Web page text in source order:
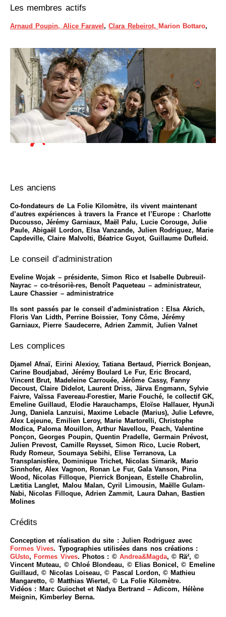
Les membres actifs
Arnaud Poupin, Alice Faravel ,Clara Rebeirot, Marion Bottaro,
Les anciens
Co-fondateurs de La Folie Kilomètre, ils vivent maintenant
d’autres expériences à travers la France et l’Europe : Charlotte
Ducousso, Jérémy Garniaux, Maël Palu, Lucie Corouge, Julie
Paule, Abigaël Lordon, Elsa Vanzande, Julien Rodriguez, Marie
Capdeville, Claire Malvolti, Béatrice Guyot, Guillaume Dufleid.
Le conseil d’administration
Eveline Wojak – présidente, Simon Rico et Isabelle Dubreuil-
Nayrac – co-trésoriè-res, Benoît Paqueteau – administrateur,
Laure Chassier – administratrice
Ils sont passés par le conseil d’administration : Elsa Akrich,
Floris Van Lidth, Perrine Boissier, Tony Côme, Jérémy
Garniaux, Pierre Saudecerre, Adrien Zammit, Julien Valnet
Les complices
Djamel Afnaï, Eirini Alexioy, Tatiana Bertaud, Pierrick Bonjean,
Carine Boudjabad, Jérémy Boulard Le Fur, Eric Brocard,
Vincent Brut, Madeleine Carrouée, Jérôme Cassy, Fanny
Decoust, Claire Didelot, Laurent Driss, Järva Engmann, Sylvie
Faivre, Vaïssa Favereau-Forestier, Marie Fouché, le collectif GK,
Emeline Guillaud, Elodie Harauchamps, Eloïse Hallauer, HyunJi
Jung, Daniela Lanzuisi, Maxime Lebacle (Marius), Julie Lefevre,
Alex Lejeune, Emilien Leroy, Marie Martorelli, Christophe
Modica, Paloma Mouillon, Arthur Navellou, Peach, Valentine
Ponçon, Georges Poupin, Quentin Pradelle, Germain Prévost,
Julien Prevost, Camille Reysset, Simon Rico, Lucie Robert,
Rudy Romeur, Soumaya Sebihi, Elise Terranova, La
Transplanisfère, Dominique Trichet, Nicolas Simarik, Mario
Sinnhofer, Alex Vagnon, Ronan Le Fur, Gala Vanson, Pina
Wood, Nicolas Filloque, Pierrick Bonjean, Estelle Chabrolin,
Lætitia Langlet, Malou Malan, Cyril Limousin, Maëlle Gulam-
Nabi, Nicolas Filloque, Adrien Zammit, Laura Dahan, Bastien
Molines
Crédits
Conception et réalisation du site : Julien Rodriguez avec
Formes Vives. Typographies utilisées dans nos créations :
GUsto, Formes Vives. Photos : © Andrea&Magda, © Rä², ©
Vincent Muteau, © Chloé Blondeau, © Elias Bonicel, © Emeline
Guillaud, © Nicolas Loiseau, © Pascal Lordon, © Mathieu
Mangaretto, © Matthias Wiertel, © La Folie Kilomètre.
Vidéos : Marc Guiochet et Nadya Bertrand – Adicom, Hélène
Meignin, Kimberley Berna.